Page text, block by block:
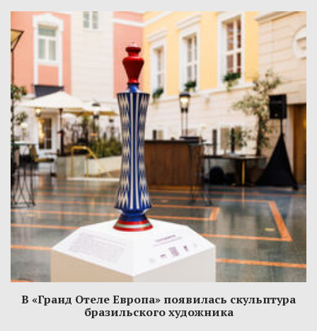
В «Гранд Отеле Европа» появилась скульптура
бразильского художника